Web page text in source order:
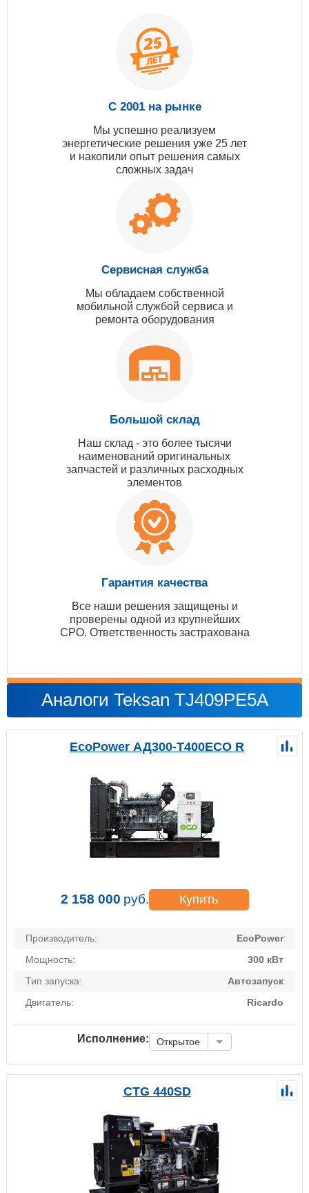
С 2001 на рынке
Мы успешно реализуем
энергетические решения уже 25 лет
и накопили опыт решения самых
сложных задач
Сервисная служба
Мы обладаем собственной
мобильной службой сервиса и
ремонта оборудования
Большой склад
Наш склад - это более тысячи
наименований оригинальных
запчастей и различных расходных
элементов
Гарантия качества
Все наши решения защищены и
проверены одной из крупнейших
СРО. Ответственность застрахована
Аналоги Teksan TJ409PE5A
EcoPower АД300-T400ECO R
2 158 000 руб. Купить
Производитель:
EcoPower
Мощность:
300 кВт
Тип запуска:
Автозапуск
Двигатель:
Ricardo
Исполнение: Открытое
CTG 440SD